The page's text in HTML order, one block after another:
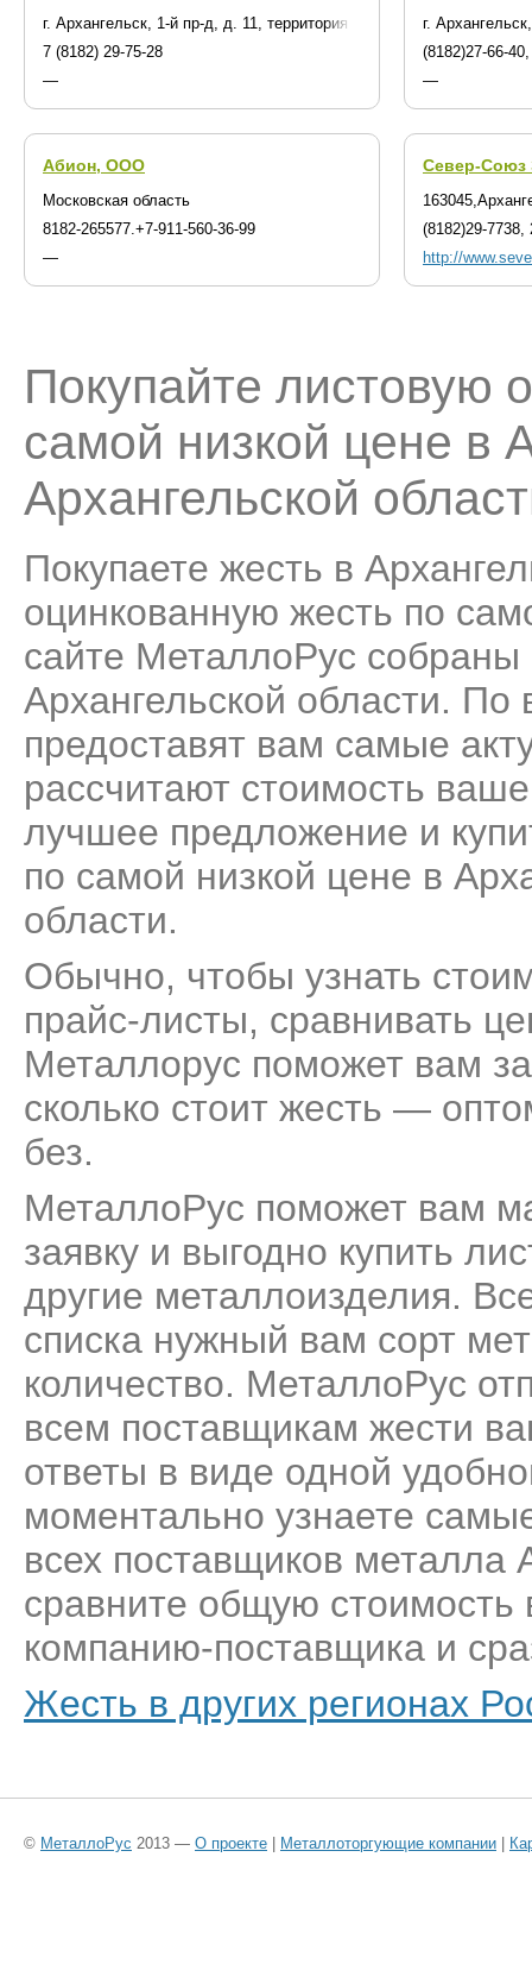
г. Архангельск, 1-й пр-д, д. 11, территория Механического завода
7 (8182) 29-75-28
—
г.
(8182)27-66-
—
Абион, ООО
Московская область
8182-265577.+7-911-560-36-99
—
Север-Союз
(8182)29-7738,
http://
Покупайте листовую
самой низкой цене в
Архангельской
Покупаете жесть в
оцинкованную жесть по
сайте МеталлоРус собраны
Архангельской области.
предоставят вам самые
рассчитают стоимость
лучшее предложение и
по самой низкой цене в
области.
Обычно, чтобы узнать
прайс-листы, сравнивать
Металлорус поможет вам
сколько стоит жесть —
без.
МеталлоРус поможет вам
заявку и выгодно купить
другие металлоизделия.
списка нужный вам сорт
количество. МеталлоРус
всем поставщикам жести
ответы в виде одной
моментально узнаете
всех поставщиков металла
сравните общую стоимость
компанию-поставщика и
Жесть в других регионах
© МеталлоРус 2013 — О проекте | Металлоторгующие компании |